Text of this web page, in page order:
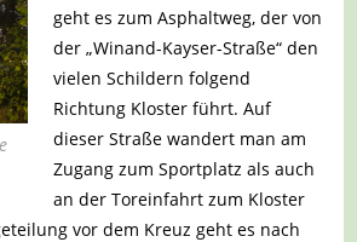
geht es zum Asphaltweg, der von
der „Winand-Kayser-Straße“ den
vielen Schildern folgend
Richtung Kloster führt. Auf
dieser Straße wandert man am
Zugang zum Sportplatz als auch
an der Toreinfahrt zum Kloster
vor dem Kreuz geht es nach